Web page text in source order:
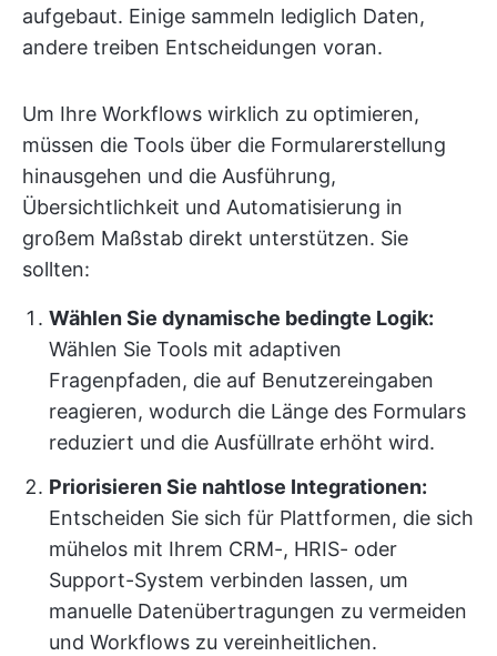
aufgebaut. Einige sammeln lediglich Daten,
andere treiben Entscheidungen voran.
Um Ihre Workflows wirklich zu optimieren,
müssen die Tools über die Formularerstellung
hinausgehen und die Ausführung,
Übersichtlichkeit und Automatisierung in
großem Maßstab direkt unterstützen. Sie
sollten:
Wählen Sie dynamische bedingte Logik:
Wählen Sie Tools mit adaptiven
Fragenpfaden, die auf Benutzereingaben
reagieren, wodurch die Länge des Formulars
reduziert und die Ausfüllrate erhöht wird.
Priorisieren Sie nahtlose Integrationen:
Entscheiden Sie sich für Plattformen, die sich
mühelos mit Ihrem CRM-, HRIS- oder
Support-System verbinden lassen, um
manuelle Datenübertragungen zu vermeiden
und Workflows zu vereinheitlichen.